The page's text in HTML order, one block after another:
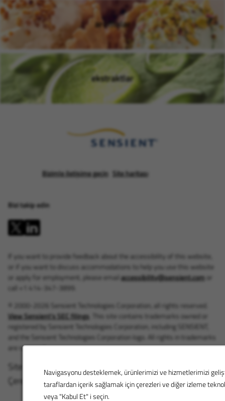
Navigasyonu desteklemek, ürünlerimizi ve hizmetlerimizi
taraflardan içerik sağlamak için çerezleri ve diğer izleme
veya "Kabul Et" i seçin.
aromalar(opens in new window)
ekstraktlar(opens in new window)
Bizimle iletişime geçin Site haritası
Bizi takip edin
If you want to provide feedback about the accessibility of this website,
or if you want to discuss accommodations to help you use this website
or apply for employment, please email accessibility@sensient.com or
call +1 414-347-3899.
© 2000-2026 Sensient Technologies Corporation, all rights reserved.
View Sensient's SEC filings . This site contains trademarks owned or
registered by Sensient Technologies Corporation, including SENSIENT,
and the Sensient Technologies Corporation logo. All rights in trademarks
are reserved.
Site Şartları | SEC Raporları Gizlilik Politikası
Çerez Yönetimi